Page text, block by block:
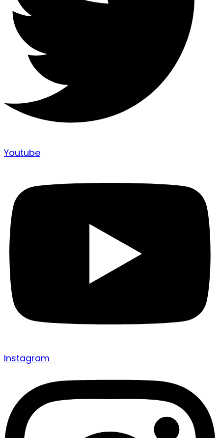
Youtube
Instagram